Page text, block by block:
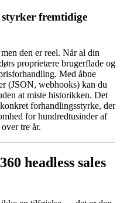
fremtidige
den er reel. Når al din
proprietære brugerflade og
Med åbne
(JSON, webhooks) kan du
at miste historikken. Det
forhandlingsstyrke, der
for hundredtusinder af
tre år.
headless sales